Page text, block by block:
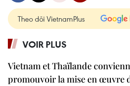
Theo dõi VietnamPlus
VOIR PLUS
Vietnam et Thaïlande
promouvoir la mise en œuvre